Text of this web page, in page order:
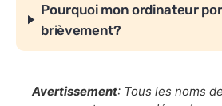
Pourquoi mon ordinateur
brièvement?
Avertissement: Tous les noms